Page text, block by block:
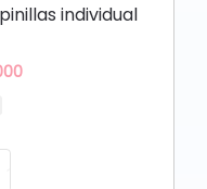
individual